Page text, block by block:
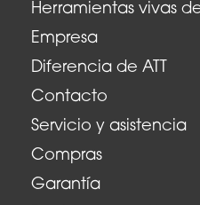
Herramientas vivas
Empresa
Diferencia de ATT
Contacto
Servicio y asistencia
Compras
Garantía